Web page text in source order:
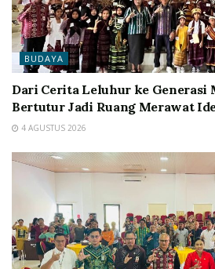
BUDAYA
Dari Cerita Leluhur ke Generasi
Bertutur Jadi Ruang Merawat
4 AGUSTUS 2026